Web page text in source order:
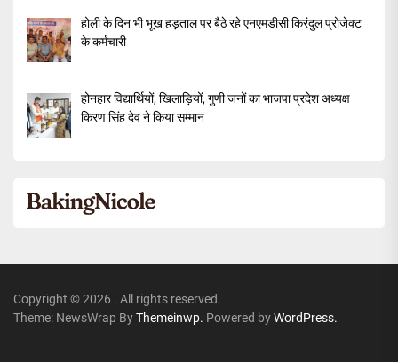
होली के दिन भी भूख हड़ताल पर बैठे रहे एनएमडीसी किरंदुल प्रोजेक्ट
के कर्मचारी
होनहार विद्यार्थियों, खिलाड़ियों, गुणी जनों का भाजपा प्रदेश अध्यक्ष
किरण सिंह देव ने किया सम्मान
Copyright © 2026 . All rights reserved.
Theme: NewsWrap ByThemeinwp. Powered byWordPress.